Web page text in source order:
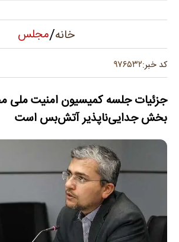
خانه/مجلس
کد خبر:۹۷۶۵۳۲
جزئیات جلسه کمیسیون امنیت ملی
بخش جدایی‌ناپذیر آتش‌بس است